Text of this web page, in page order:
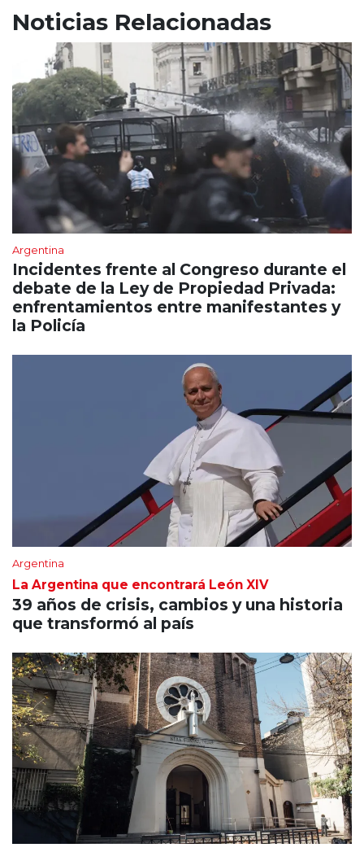
Noticias Relacionadas
Argentina
Incidentes frente al Congreso durante el
debate de la Ley de Propiedad Privada:
enfrentamientos entre manifestantes y
la Policía
Argentina
La Argentina que encontrará León XIV
39 años de crisis, cambios y una historia
que transformó al país